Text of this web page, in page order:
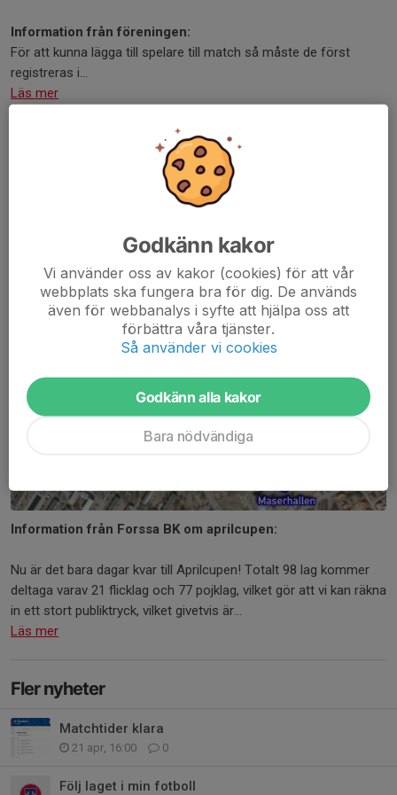
Information från föreningen:
För att kunna lägga till spelare till match så måste de först
registreras i...
Läs mer
Info Aprilcupen
0 kommentarer
Information från Forssa BK om aprilcupen:
Nu är det bara dagar kvar till Aprilcupen! Totalt 98 lag kommer
deltaga varav 21 flicklag och 77 pojklag, vilket gör att vi kan räkna
in ett stort publiktryck, vilket givetvis är...
Läs mer
Fler nyheter
Matchtider klara
21 apr, 16:00 0
Följ laget i min fotboll
Godkänn kakor
Vi använder oss av kakor (cookies) för att vår
webbplats ska fungera bra för dig. De används
även för webbanalys i syfte att hjälpa oss att
förbättra våra tjänster.
Så använder vi cookies
Godkänn alla kakor
Bara nödvändiga